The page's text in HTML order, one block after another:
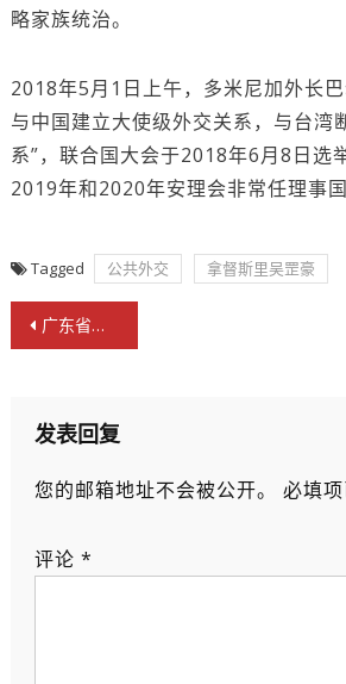
略家族统治。
2018年5月1日上午，多米尼加外长
与中国建立大使级外交关系，与台湾
系”，联合国大会于2018年6月8日选
2019年和2020年安理会非常任理事国
Tagged 公共外交 拿督斯里吴罡豪
文
章
航
广东省侨联原副主席黄庆华受聘国际标量波量子研究院高级研究员
发表回复
您的邮箱地址不会被公开。 必填
评论 *